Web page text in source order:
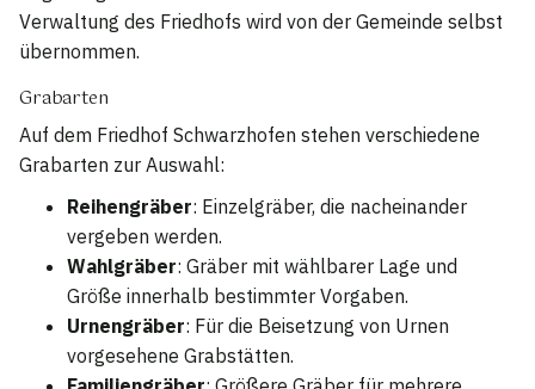
Verwaltung des Friedhofs wird von der Gemeinde selbst
übernommen.
Grabarten
Auf dem Friedhof Schwarzhofen stehen verschiedene
Grabarten zur Auswahl:
Reihengräber: Einzelgräber, die nacheinander
vergeben werden.
Wahlgräber: Gräber mit wählbarer Lage und
Größe innerhalb bestimmter Vorgaben.
Urnengräber: Für die Beisetzung von Urnen
vorgesehene Grabstätten.